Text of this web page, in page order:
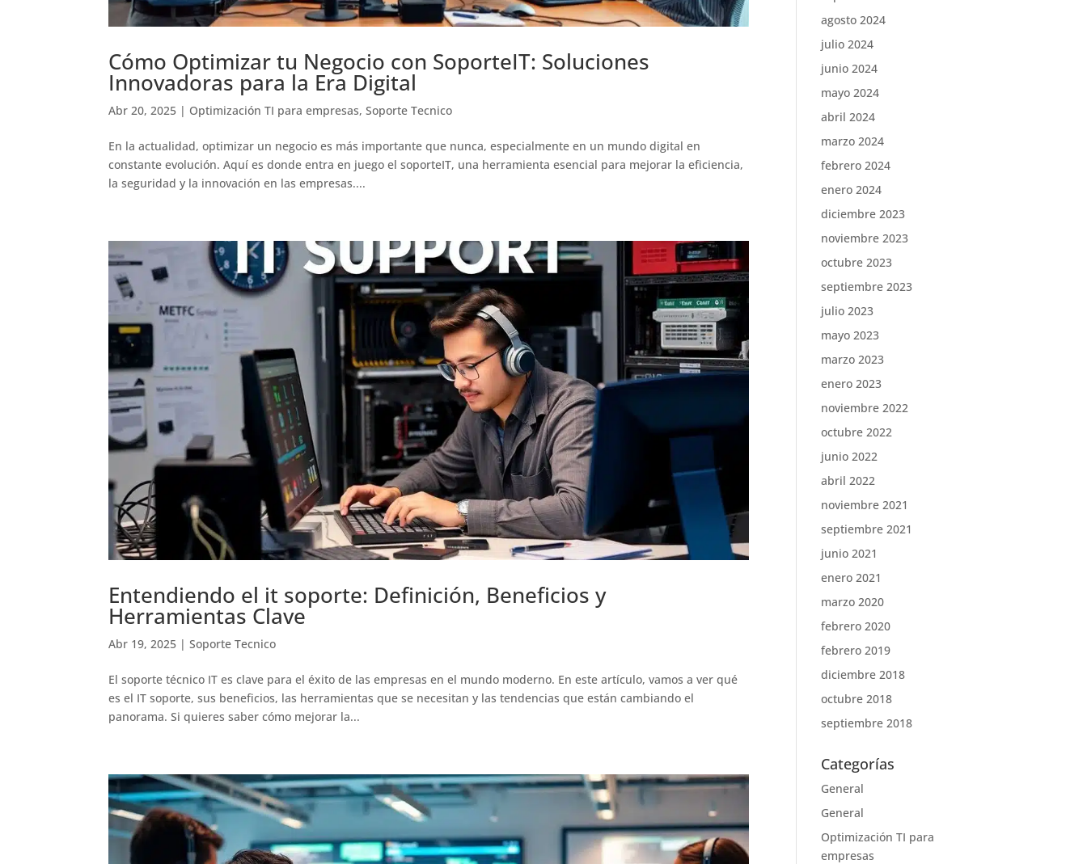
Cómo Optimizar tu Negocio con SoporteIT: Soluciones
Innovadoras para la Era Digital
Abr 20, 2025 | Optimización TI para empresas,Soporte Tecnico
En la actualidad, optimizar un negocio es más importante que nunca, especialmente en un mundo digital en
constante evolución. Aquí es donde entra en juego el soporteIT, una herramienta esencial para mejorar la eficiencia,
la seguridad y la innovación en las empresas....
Entendiendo el it soporte: Definición, Beneficios y
Herramientas Clave
Abr 19, 2025 |Soporte Tecnico
El soporte técnico IT es clave para el éxito de las empresas en el mundo moderno. En este artículo, vamos a ver qué
es el IT soporte, sus beneficios, las herramientas que se necesitan y las tendencias que están cambiando el
panorama. Si quieres saber cómo mejorar la...
agosto 2024
julio 2024
junio 2024
mayo 2024
abril 2024
marzo 2024
febrero 2024
enero 2024
diciembre 2023
noviembre 2023
octubre 2023
septiembre 2023
julio 2023
mayo 2023
marzo 2023
enero 2023
noviembre 2022
octubre 2022
junio 2022
abril 2022
noviembre 2021
septiembre 2021
junio 2021
enero 2021
marzo 2020
febrero 2020
febrero 2019
diciembre 2018
octubre 2018
septiembre 2018
Categorías
General
General
Optimización TI para
empresas